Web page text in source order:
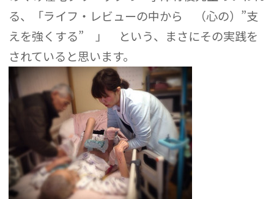
る、「ライフ・レビューの中から （心の）”支
えを強くする” 」 という、まさにその実践を
されていると思います。